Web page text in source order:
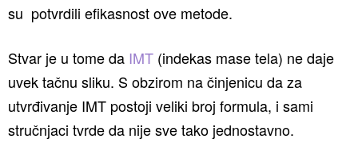
su potvrdili efikasnost ove metode.
Stvar je u tome da IMT (indekas mase tela) ne daje
uvek tačnu sliku. S obzirom na činjenicu da za
utvrđivanje IMT postoji veliki broj formula, i sami
stručnjaci tvrde da nije sve tako jednostavno.